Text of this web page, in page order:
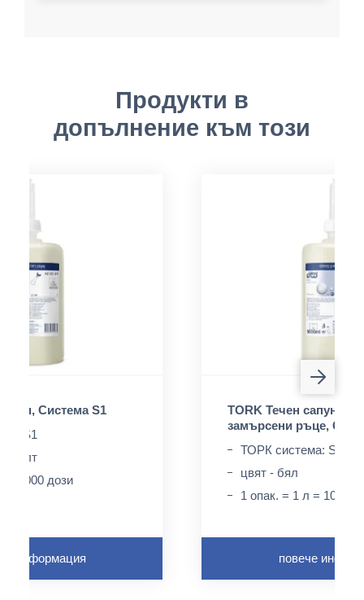
Продукти в
допълнение към този
Система S1
S1
жълт
= 1000 дози
информация
TORK Течен сапун за
замърсени ръце,
ТОРК система: S1
цвят - бял
1 опак. = 1 л = 1000
повече